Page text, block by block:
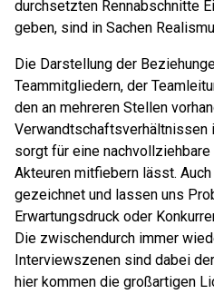
durchsetzten Rennabschnitte
geben, sind in Sachen
Die Darstellung der
Teammitgliedern, der
den an mehreren Stellen
sorgt für eine
Akteuren mitfiebern lässt.
gezeichnet und lassen uns
Erwartungsdruck oder
Die zwischendurch immer
Interviewszenen sind dabei
hier kommen die großartigen